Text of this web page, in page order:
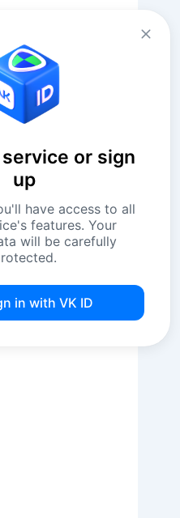
or sign
up
have access to all
features. Your
will be carefully
in with VK ID